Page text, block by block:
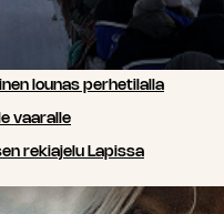
lounas perhetilalla
vaaralle
rekiajelu Lapissa